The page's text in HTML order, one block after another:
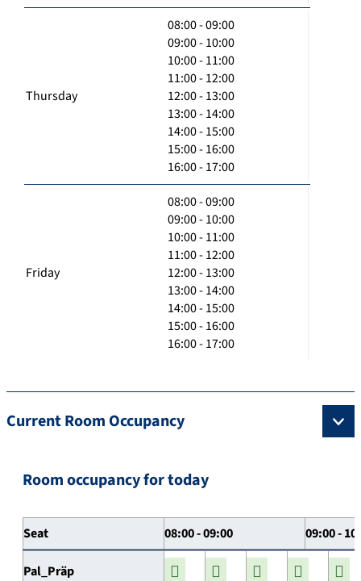
Thursday
08:00 - 09:00
09:00 - 10:00
10:00 - 11:00
11:00 - 12:00
12:00 - 13:00
13:00 - 14:00
14:00 - 15:00
15:00 - 16:00
16:00 - 17:00
Friday
08:00 - 09:00
09:00 - 10:00
10:00 - 11:00
11:00 - 12:00
12:00 - 13:00
13:00 - 14:00
14:00 - 15:00
15:00 - 16:00
16:00 - 17:00
Current Room Occupancy
Room occupancy for today
Seat 08:00 - 09:00 09:00 -
Pal_Präp